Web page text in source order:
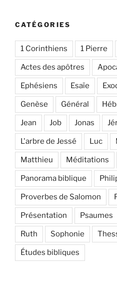
CATÉGORIES
1 Corinthiens 1 Pierre
Actes des apôtres
Ephésiens Esaïe
Genèse Général
Jean Job Jonas
L'arbre de Jessé Luc
Matthieu Méditations
Panorama biblique
Proverbes de Salomon
Présentation Psaumes
Ruth Sophonie
Études bibliques